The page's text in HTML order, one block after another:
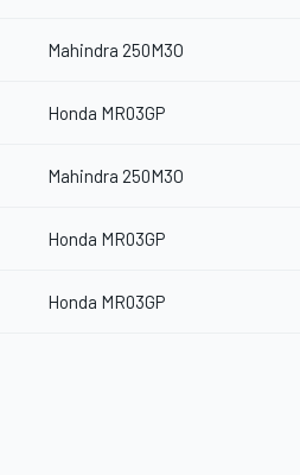
Mahindra 250M3O
Honda MR03GP
Mahindra 250M3O
Honda MR03GP
Honda MR03GP